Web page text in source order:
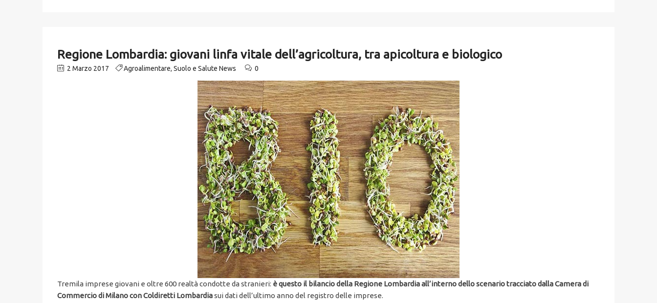
Regione Lombardia: giovani linfa vitale dell’agricoltura, tra apicoltura e biologico
2 Marzo 2017 Agroalimentare, Suolo e Salute News 0
Tremila imprese giovani e oltre 600 realtà condotte da stranieri: è questo il bilancio della Regione Lombardia all’interno dello scenario tracciato dalla Camera di
Commercio di Milano con Coldiretti Lombardiasui dati dell’ultimo anno del registro delle imprese.